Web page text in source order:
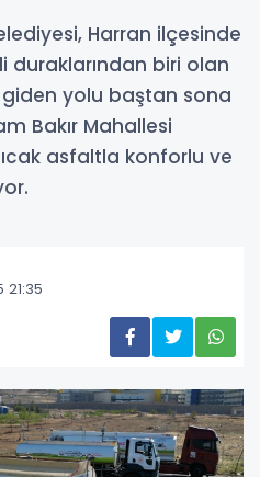
Harran ilçesinde
duraklarından biri olan
giden yolu baştan sona
Bakır Mahallesi
asfaltla konforlu ve
21:35